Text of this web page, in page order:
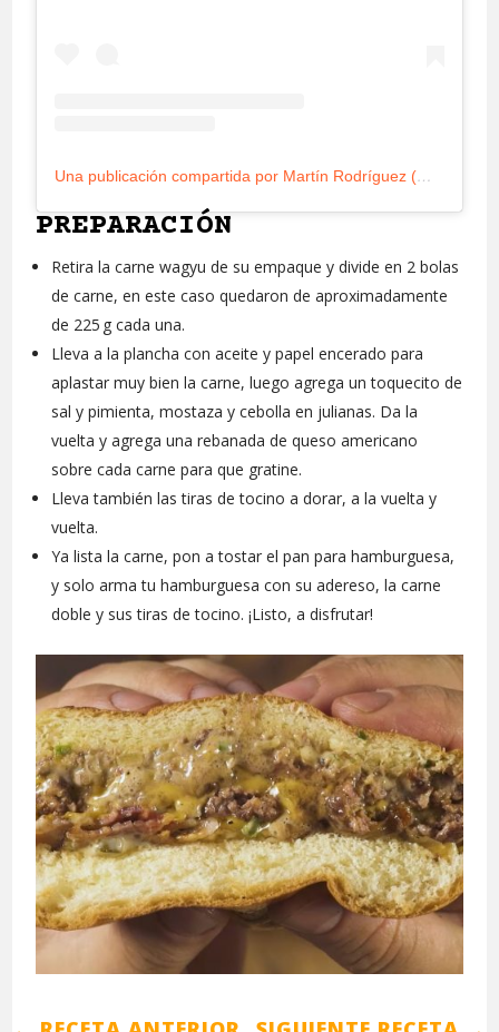
Una publicación compartida por Martín Rodríguez (@munchieslabs)
PREPARACIÓN
Retira la carne wagyu de su empaque y divide en 2 bolas
de carne, en este caso quedaron de aproximadamente
de 225 g cada una.
Lleva a la plancha con aceite y papel encerado para
aplastar muy bien la carne, luego agrega un toquecito de
sal y pimienta, mostaza y cebolla en julianas. Da la
vuelta y agrega una rebanada de queso americano
sobre cada carne para que gratine.
Lleva también las tiras de tocino a dorar, a la vuelta y
vuelta.
Ya lista la carne, pon a tostar el pan para hamburguesa,
y solo arma tu hamburguesa con su adereso, la carne
doble y sus tiras de tocino. ¡Listo, a disfrutar!